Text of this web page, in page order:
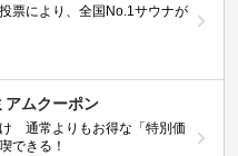
票により、全国No.1サウナが
アムクーポン
通常よりもお得な「特別価
できる！